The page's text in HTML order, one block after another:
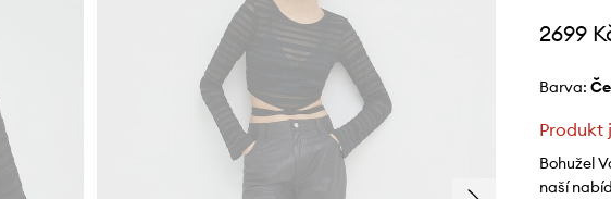
2699
Barva:
Produkt
Bohužel
naší